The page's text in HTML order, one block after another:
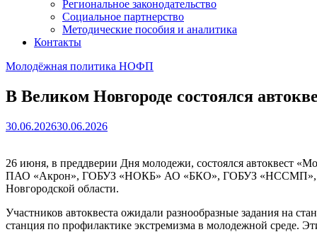
Региональное законодательство
Социальное партнерство
Методические пособия и аналитика
Контакты
Молодёжная политика НОФП
В Великом Новгороде состоялся
30.06.202630.06.2026
26 июня, в преддверии Дня молодежи, состоялся автоквест
ПАО «Акрон», ГОБУЗ «НОКБ» АО «БКО», ГОБУЗ «НССМП»,
Новгородской области.
Участников автоквеста ожидали разнообразные задания на
станция по профилактике экстремизма в молодежной среде.